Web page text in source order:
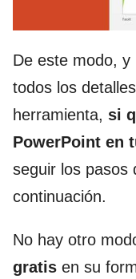
De este modo, y
todos los
herramienta, si
PowerPoint en
seguir los pasos
continuación.
No hay otro
gratis en su